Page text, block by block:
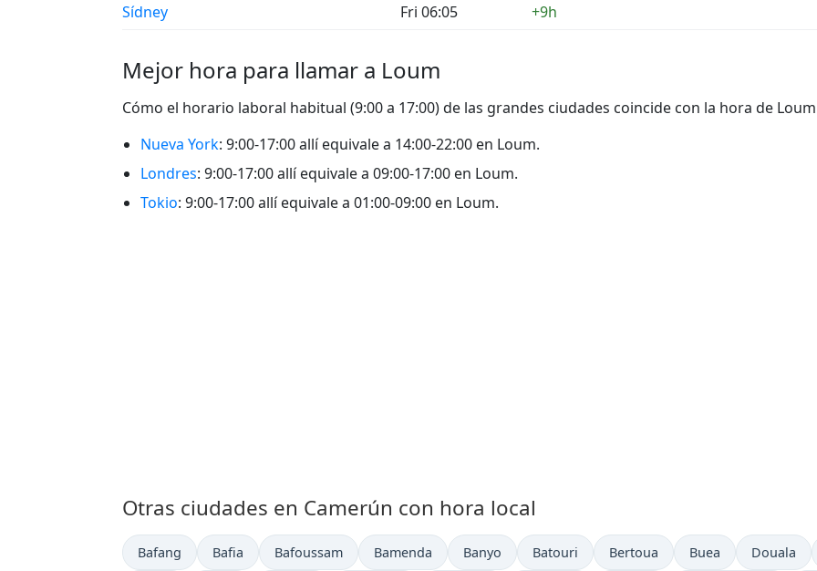
Sídney
Fri 06:05 +9h
Mejor hora para llamar a Loum
Cómo el horario laboral habitual (9:00 a 17:00) de las grandes ciudades coincide con la hora de
Nueva York: 9:00-17:00 allí equivale a 14:00-22:00 en Loum.
Londres: 9:00-17:00 allí equivale a 09:00-17:00 en Loum.
Tokio: 9:00-17:00 allí equivale a 01:00-09:00 en Loum.
Otras ciudades en Camerún con hora local
Hora actual en
Bafang Hora actual en
Bafia Hora actual en
Bafoussam Hora actual en
Bamenda Hora actual en
Banyo Hora actual en
Batouri Hora actual en
Bertoua Hora actual en
Buea Hora
Douala